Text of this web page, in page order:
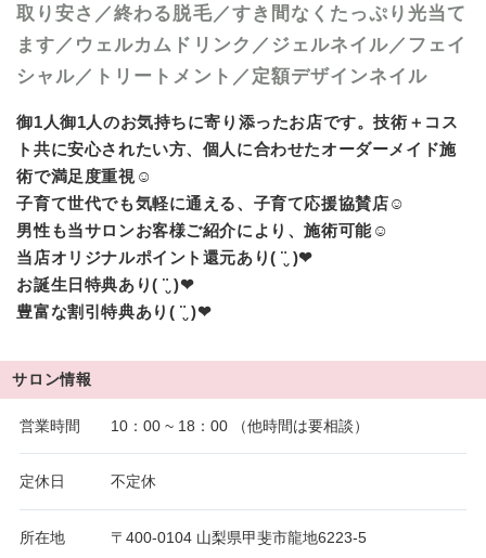
取り安さ／終わる脱毛／すき間なくたっぷり光当て
ます／ウェルカムドリンク／ジェルネイル／フェイ
シャル／トリートメント／定額デザインネイル
御1人御1人のお気持ちに寄り添ったお店です。技術＋コス
ト共に安心されたい方、個人に合わせたオーダーメイド施
術で満足度重視☺︎
子育て世代でも気軽に通える、子育て応援協賛店☺︎
男性も当サロンお客様ご紹介により、施術可能☺︎
当店オリジナルポイント還元あり( ¨̮ )‪︎❤︎
お誕生日特典あり︎( ¨̮ )‪︎❤︎
豊富な割引特典あり( ¨̮ )‪︎❤︎
サロン情報
営業時間 10：00 ~ 18：00 （他時間は要相談）
定休日 不定休
所在地 〒400-0104 山梨県甲斐市龍地6223-5